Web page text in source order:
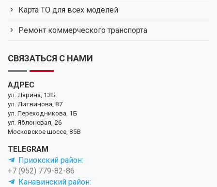
Карта ТО для всех моделей
Ремонт коммерческого транспорта
СВЯЗАТЬСЯ С НАМИ
АДРЕС
ул. Ларина, 13Б
ул. Литвинова, 87
ул. Переходникова, 1Б
ул. Яблоневая, 26
Московское шоссе, 85В
TELEGRAM
Приокский район:
+7 (952) 779-82-86
Канавинский район: